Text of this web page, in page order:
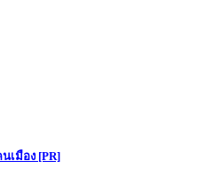
เมือง [PR]